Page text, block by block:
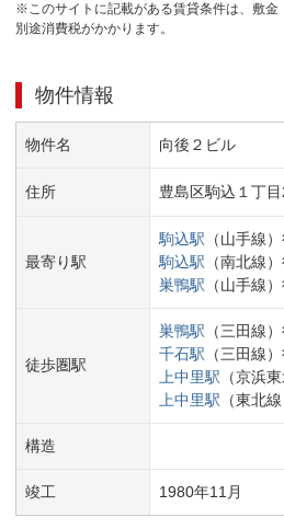
※このサイトに記載がある賃貸条件は、敷金
別途消費税がかかります。
物件情報
物件名 向後２ビル
住所 豊島区駒込１丁目
最寄り駅
駒込駅 （山手線）
駒込駅 （南北線）
巣鴨駅 （山手線）
徒歩圏駅
巣鴨駅 （三田線）
千石駅 （三田線）
上中里駅 （京浜
上中里駅 （東北線
構造
竣工 1980年11 月